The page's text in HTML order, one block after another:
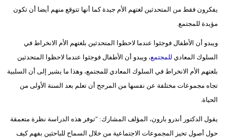
يفكرون فقط من المتحدثين لغتهم الأم جيدة كما أنها تتوقع منهم أيضا أن تكون
مؤيدة للمجتمع.
ويبدو أن الأطفال فوجئوا عندما لاحظوا المتحدثين بلغتهم الأم الانخراط في
السلوك المعادي للمجتمع، ويبدو أن الأطفال فوجئوا عندما لاحظوا المتحدثين
بلغتهم الأم الانخراط في السلوك المعادي للمجتمع، وهذا ما يشير إلى أن السلبية
تجاه مجموعات مختلفة عن نفسها من المرجح أن تعلم بعد السنة الأولى من
الحياة.
يقول الدكتور أندرو بارون، المؤلف المشارك: "توفر هذه الدراسة نظرة متعمقة
حول أصول تحيز المجموعات الاجتماعية من خلال السماح للباحثين بفهم كيف